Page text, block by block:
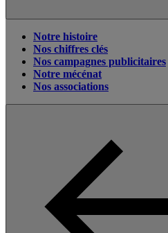
Notre histoire
Nos chiffres clés
Nos campagnes publicitaires
Notre mécénat
Nos associations